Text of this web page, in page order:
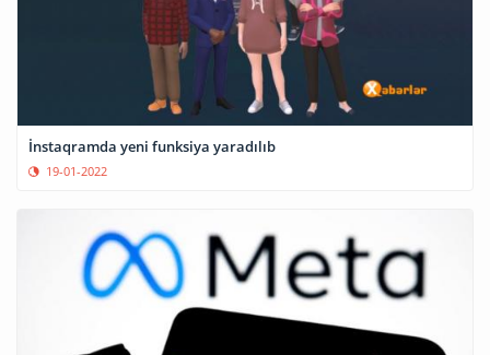
İnstaqramda yeni funksiya yaradılıb
19-01-2022